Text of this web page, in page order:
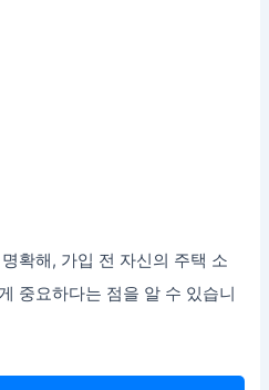
확해, 가입 전 자신의 주택 소
중요하다는 점을 알 수 있습니